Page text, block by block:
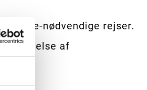
ikke-nødvendige rejser.
af